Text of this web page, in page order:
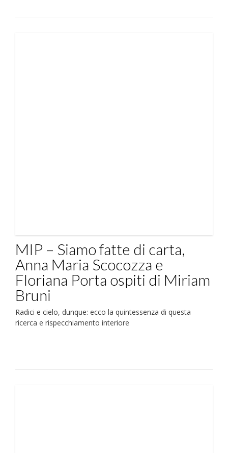
MIP – Siamo fatte di carta,
Anna Maria Scocozza e
Floriana Porta ospiti di Miriam
Bruni
Radici e cielo, dunque: ecco la quintessenza di questa
ricerca e rispecchiamento interiore